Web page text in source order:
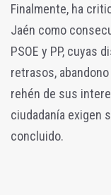
Finalmente, ha
Jaén como
PSOE y PP, cuyas
retrasos,
rehén de sus
ciudadanía exigen
concluido.